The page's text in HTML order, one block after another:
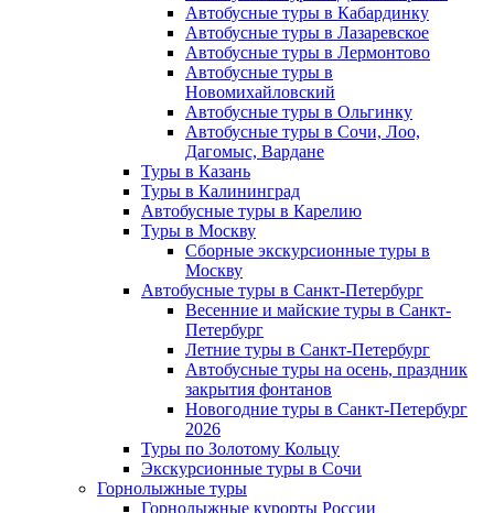
Автобусные туры в Кабардинку
Автобусные туры в Лазаревское
Автобусные туры в Лермонтово
Автобусные туры в
Новомихайловский
Автобусные туры в Ольгинку
Автобусные туры в Сочи, Лоо,
Дагомыс, Вардане
Туры в Казань
Туры в Калининград
Автобусные туры в Карелию
Туры в Москву
Сборные экскурсионные туры в
Москву
Автобусные туры в Санкт-Петербург
Весенние и майские туры в Санкт-
Петербург
Летние туры в Санкт-Петербург
Автобусные туры на осень, праздник
закрытия фонтанов
Новогодние туры в Санкт-Петербург
2026
Туры по Золотому Кольцу
Экскурсионные туры в Сочи
Горнолыжные туры
Горнолыжные курорты России